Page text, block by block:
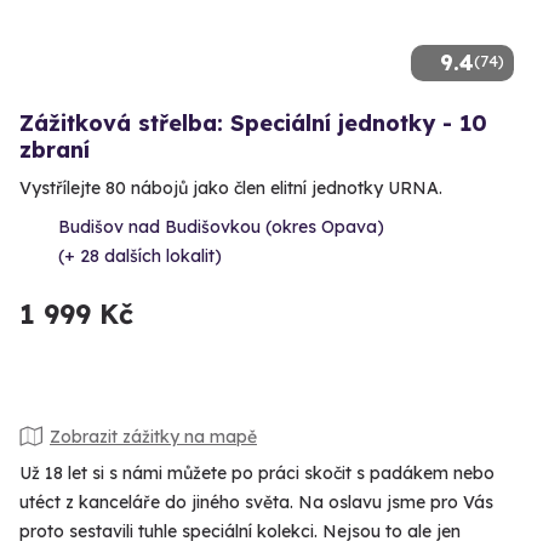
9.4(74)
Zážitková střelba: Speciální jednotky - 10
zbraní
Vystřílejte 80 nábojů jako člen elitní jednotky URNA.
Budišov nad Budišovkou (okres Opava)
(+ 28 dalších lokalit)
1 999 Kč
Zobrazit zážitky na mapě
Už 18 let si s námi můžete po práci skočit s padákem nebo
utéct z kanceláře do jiného světa. Na oslavu jsme pro Vás
proto sestavili tuhle speciální kolekci. Nejsou to ale jen